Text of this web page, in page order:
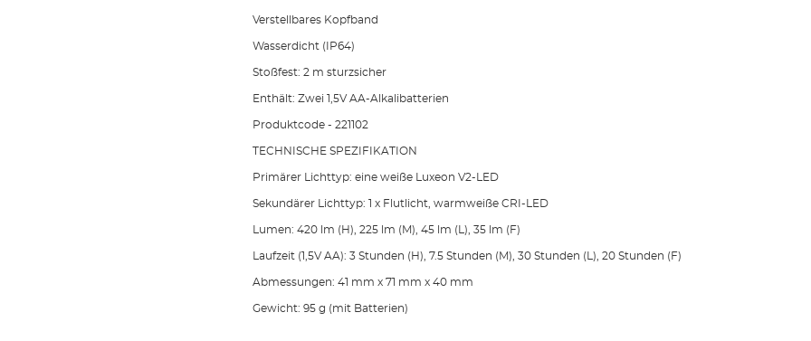
Verstellbares Kopfband
Wasserdicht (IP64)
Stoßfest: 2 m sturzsicher
Enthält: Zwei 1,5V AA-Alkalibatterien
Produktcode - 221102
TECHNISCHE SPEZIFIKATION
Primärer Lichttyp: eine weiße Luxeon V2-LED
Sekundärer Lichttyp: 1 x Flutlicht, warmweiße CRI-LED
Lumen: 420 lm (H), 225 lm (M), 45 lm (L), 35 lm (F)
Laufzeit (1,5V AA): 3 Stunden (H), 7.5 Stunden (M), 30 Stunden (L), 20 Stunden (F)
Abmessungen: 41 mm x 71 mm x 40 mm
Gewicht: 95 g (mit Batterien)